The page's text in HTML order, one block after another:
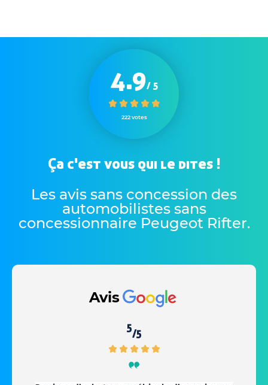
4.9/ 5
222 votes
Ça c'est vous qui le dites !
Les avis sans concession des
automobilistes sans
concessionnaire Peugeot Rifter.
Avis
5/5